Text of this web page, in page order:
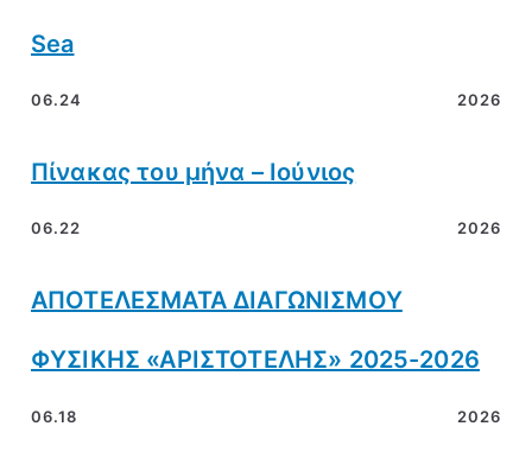
Sea
06.24 2026
Πίνακας του μήνα – Ιούνιος
06.22 2026
ΑΠΟΤΕΛΕΣΜΑΤΑ ΔΙΑΓΩΝΙΣΜΟΥ
ΦΥΣΙΚΗΣ «ΑΡΙΣΤΟΤΕΛΗΣ» 2025-2026
06.18 2026